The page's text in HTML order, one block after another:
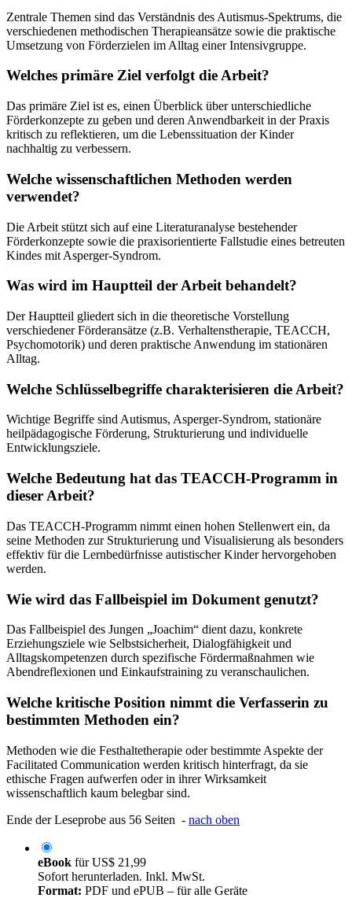
Zentrale Themen sind das Verständnis des Autismus-Spektrums, die
verschiedenen methodischen Therapieansätze sowie die praktische
Umsetzung von Förderzielen im Alltag einer Intensivgruppe.
Welches primäre Ziel verfolgt die Arbeit?
Das primäre Ziel ist es, einen Überblick über unterschiedliche
Förderkonzepte zu geben und deren Anwendbarkeit in der Praxis
kritisch zu reflektieren, um die Lebenssituation der Kinder
nachhaltig zu verbessern.
Welche wissenschaftlichen Methoden werden
verwendet?
Die Arbeit stützt sich auf eine Literaturanalyse bestehender
Förderkonzepte sowie die praxisorientierte Fallstudie eines betreuten
Kindes mit Asperger-Syndrom.
Was wird im Hauptteil der Arbeit behandelt?
Der Hauptteil gliedert sich in die theoretische Vorstellung
verschiedener Förderansätze (z.B. Verhaltenstherapie, TEACCH,
Psychomotorik) und deren praktische Anwendung im stationären
Alltag.
Welche Schlüsselbegriffe charakterisieren die Arbeit?
Wichtige Begriffe sind Autismus, Asperger-Syndrom, stationäre
heilpädagogische Förderung, Strukturierung und individuelle
Entwicklungsziele.
Welche Bedeutung hat das TEACCH-Programm in
dieser Arbeit?
Das TEACCH-Programm nimmt einen hohen Stellenwert ein, da
seine Methoden zur Strukturierung und Visualisierung als besonders
effektiv für die Lernbedürfnisse autistischer Kinder hervorgehoben
werden.
Wie wird das Fallbeispiel im Dokument genutzt?
Das Fallbeispiel des Jungen „Joachim“ dient dazu, konkrete
Erziehungsziele wie Selbstsicherheit, Dialogfähigkeit und
Alltagskompetenzen durch spezifische Fördermaßnahmen wie
Abendreflexionen und Einkaufstraining zu veranschaulichen.
Welche kritische Position nimmt die Verfasserin zu
bestimmten Methoden ein?
Methoden wie die Festhaltetherapie oder bestimmte Aspekte der
Facilitated Communication werden kritisch hinterfragt, da sie
ethische Fragen aufwerfen oder in ihrer Wirksamkeit
wissenschaftlich kaum belegbar sind.
Ende der Leseprobe aus 56 Seiten - nach oben
eBook fürUS$ 21,99
Sofort herunterladen. Inkl. MwSt.
Format: PDF und ePUB – für alle Geräte